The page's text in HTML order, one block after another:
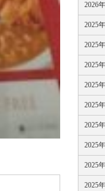
2026
2025
2025
2025
2025
2025
2025
2025
2025
2025